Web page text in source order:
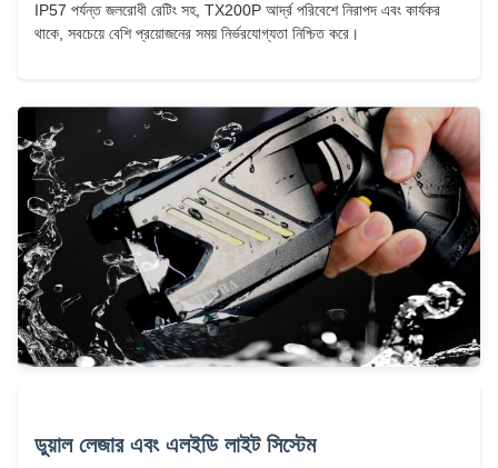
IP57 পর্যন্ত জলরোধী রেটিং সহ, TX200P আর্দ্র পরিবেশে নিরাপদ এবং কার্যকর
থাকে, সবচেয়ে বেশি প্রয়োজনের সময় নির্ভরযোগ্যতা নিশ্চিত করে।
ডুয়াল লেজার এবং এলইডি লাইট সিস্টেম